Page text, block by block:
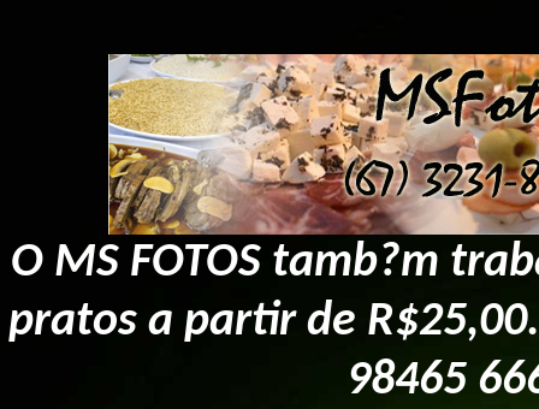
O MS FOTOS tamb?m
pratos a partir de
98465